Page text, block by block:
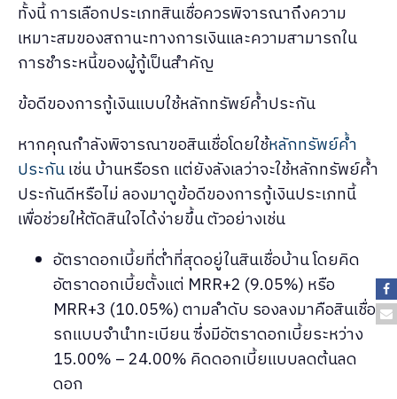
ทั้งนี้ การเลือกประเภทสินเชื่อควรพิจารณาถึงความ
เหมาะสมของสถานะทางการเงินและความสามารถใน
การชำระหนี้ของผู้กู้เป็นสำคัญ
ข้อดีของการกู้เงินแบบใช้หลักทรัพย์ค้ำประกัน
หากคุณกำลังพิจารณาขอสินเชื่อโดยใช้หลักทรัพย์ค้ำ
ประกันเช่น บ้านหรือรถ แต่ยังลังเลว่าจะใช้หลักทรัพย์ค้ำ
ประกันดีหรือไม่ ลองมาดูข้อดีของการกู้เงินประเภทนี้
เพื่อช่วยให้ตัดสินใจได้ง่ายขึ้น ตัวอย่างเช่น
อัตราดอกเบี้ยที่ต่ำที่สุดอยู่ในสินเชื่อบ้าน โดยคิด
อัตราดอกเบี้ยตั้งแต่ MRR+2 (9.05%) หรือ
MRR+3 (10.05%) ตามลำดับ รองลงมาคือสินเชื่อ
รถแบบจำนำทะเบียน ซึ่งมีอัตราดอกเบี้ยระหว่าง
15.00% – 24.00% คิดดอกเบี้ยแบบลดต้นลด
ดอก